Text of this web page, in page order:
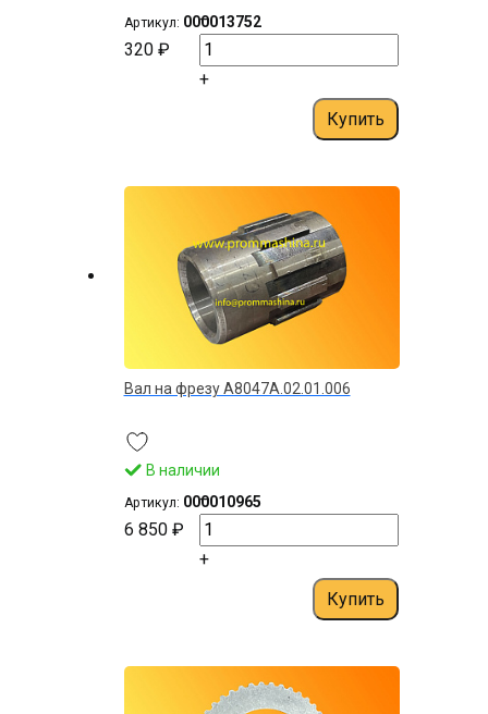
Артикул: 000013752
320 ₽
–
+
Купить
Вал на фрезу А8047А.02.01.006
В наличии
Артикул: 000010965
6 850 ₽
–
+
Купить